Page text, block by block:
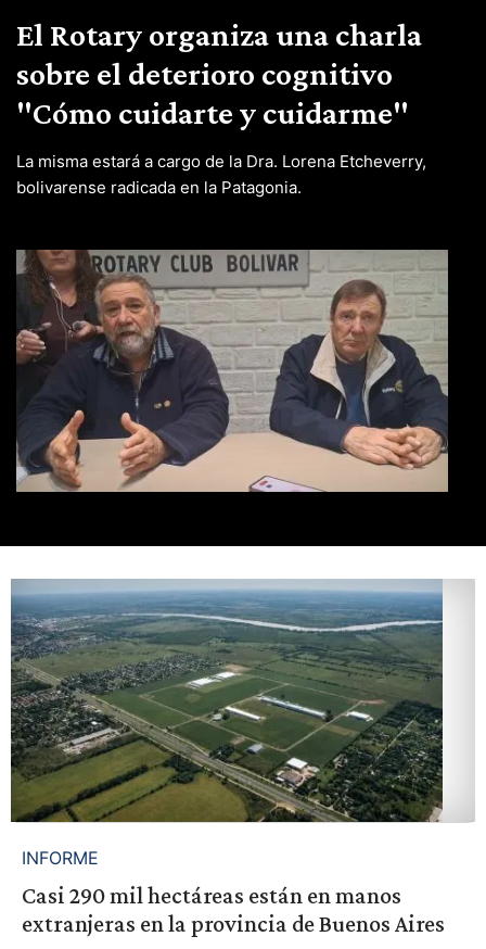
El Rotary organiza una charla
sobre el deterioro cognitivo
"Cómo cuidarte y cuidarme"
La misma estará a cargo de la Dra. Lorena Etcheverry,
bolivarense radicada en la Patagonia.
INFORME
Casi 290 mil hectáreas están en manos
extranjeras en la provincia de Buenos Aires